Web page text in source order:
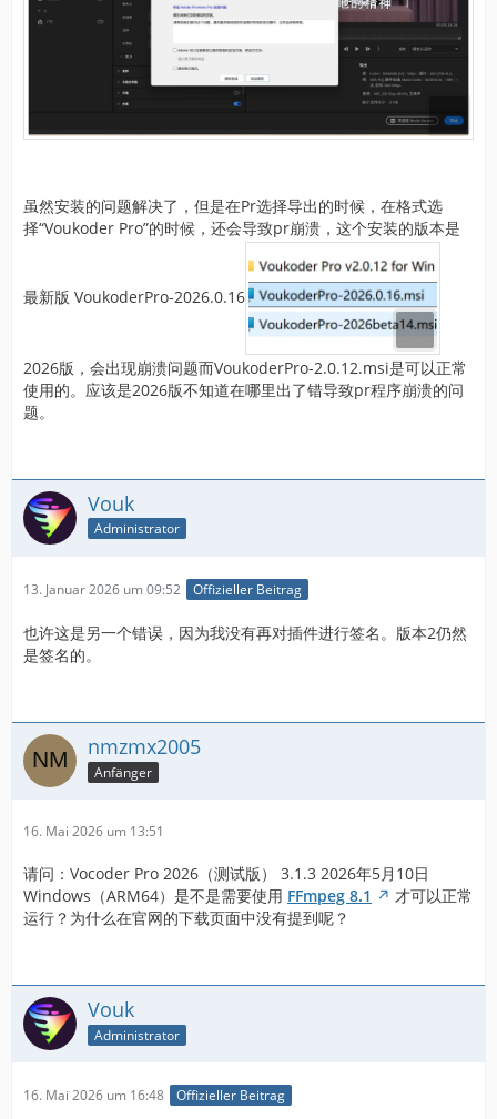
虽然安装的问题解决了，但是在Pr选择导出的时候，在格式选
择“Voukoder Pro”的时候，还会导致pr崩溃，这个安装的版本是
最新版 VoukoderPro-2026.0.16
2026版，会出现崩溃问题而VoukoderPro-2.0.12.msi是可以正常
使用的。应该是2026版不知道在哪里出了错导致pr程序崩溃的问
题。
Vouk
Administrator
13. Januar 2026 um 09:52 Offizieller Beitrag
也许这是另一个错误，因为我没有再对插件进行签名。版本2仍然
是签名的。
nmzmx2005
Anfänger
16. Mai 2026 um 13:51
请问：Vocoder Pro 2026（测试版） 3.1.3 2026年5月10日
Windows（ARM64）是不是需要使用 FFmpeg 8.1
才可以正常
运行？为什么在官网的下载页面中没有提到呢？
Vouk
Administrator
16. Mai 2026 um 16:48 Offizieller Beitrag